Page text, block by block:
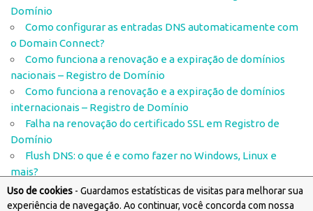
Domínio
Como configurar as entradas DNS automaticamente com
o Domain Connect?
Como funciona a renovação e a expiração de domínios
nacionais – Registro de Domínio
Como funciona a renovação e a expiração de domínios
internacionais – Registro de Domínio
Falha na renovação do certificado SSL em Registro de
Domínio
Flush DNS: o que é e como fazer no Windows, Linux e
mais?
Uso de cookies - Guardamos estatísticas de visitas para melhorar sua
experiência de navegação. Ao continuar, você concorda com nossa